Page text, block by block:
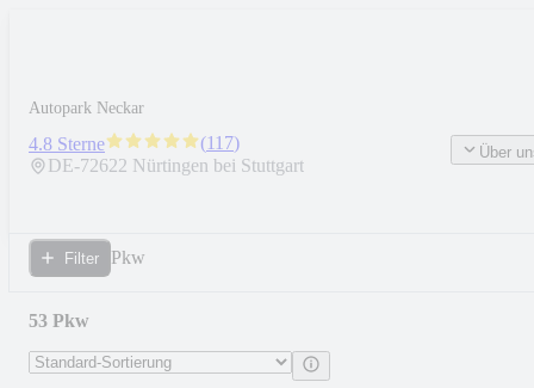
Autopark Neckar
4.8 Sterne (117)
DE-72622 Nürtingen bei Stuttgart
Über
Filter Pkw
53 Pkw